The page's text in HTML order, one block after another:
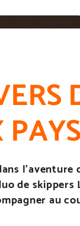
de skippers
au